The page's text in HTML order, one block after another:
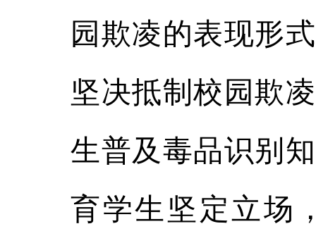
园欺凌的表现形
坚决抵制校园欺
生普及毒品识别
育学生坚定立场